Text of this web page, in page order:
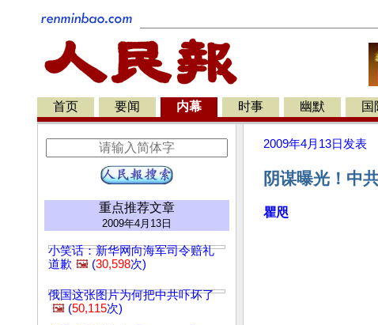
首页 要闻 内幕 时事 幽默 国
重点推荐文章
2009年4月13日
小笑话：新华网向海军司令赔礼
道歉 🖼️ (30,598次)
俄国这张图片为何把中共吓坏了
🖼️ (50,115次)
2009年4月13日 发表
阴谋曝光！中
瞿咫